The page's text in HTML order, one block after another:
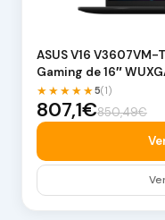
ASUS V16
Gaming de 16″
★★★★★5(1)
807,1€850,49€